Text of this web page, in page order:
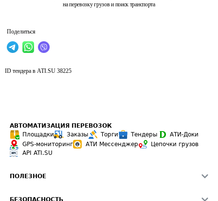
на перевозку грузов и поиск транспорта
Поделиться
ID тендера в ATI.SU 38225
АВТОМАТИЗАЦИЯ ПЕРЕВОЗОК
Площадки
Заказы Торги Тендеры
АТИ-Доки
GPS-мониторинг
АТИ Мессенджер
Цепочки грузов
API ATI.SU
ПОЛЕЗНОЕ
БЕЗОПАСНОСТЬ